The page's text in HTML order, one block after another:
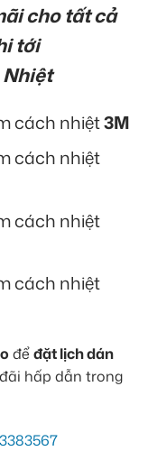
cho tất cả
tới
cách nhiệt3M
cách nhiệt
cách nhiệt
cách nhiệt
đểđặt lịch dán
hấp dẫn trong